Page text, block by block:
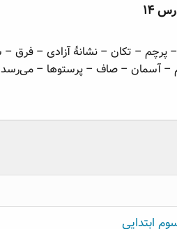
۱۴​
پرچم – تکان – نشانهٔ آزادی –
– آسمان – صاف – پرستوها –
ابتدایی